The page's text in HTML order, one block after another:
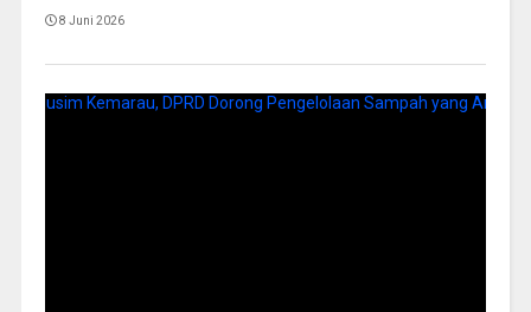
8 Juni 2026